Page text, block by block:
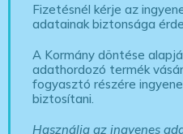
Fizetésnél kérje az
adatainak biztonsága
A Kormány döntése
adathordozó termék
fogyasztó részére
biztosítani.
Használja az ingyenes